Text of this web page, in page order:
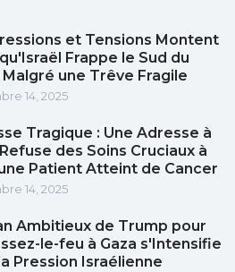
et Tensions Montent
Frappe le Sud du
Malgré une Trêve Fragile
14, 2025
Tragique : Une Adresse à
des Soins Cruciaux à
Patient Atteint de Cancer
14, 2025
Ambitieux de Trump pour
le-feu à Gaza s'Intensifie
Pression Israélienne